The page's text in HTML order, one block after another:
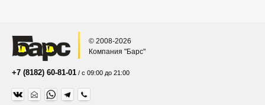
© 2008-2026
Компания "Барс"
+7 (8182) 60-81-01 / с 09:00 до 21:00